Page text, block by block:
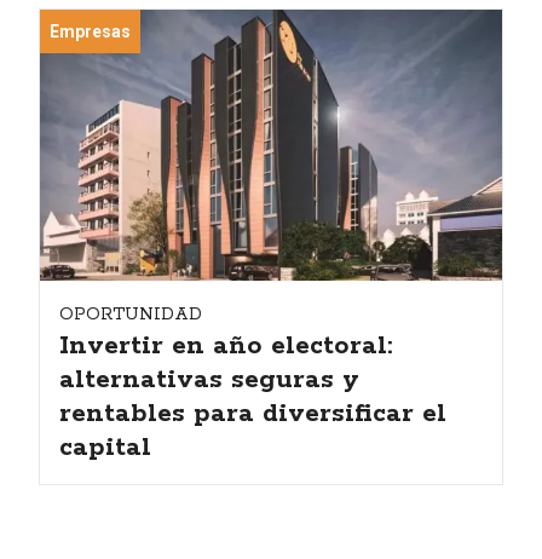
Empresas
OPORTUNIDAD
Invertir en año electoral:
alternativas seguras y
rentables para diversificar el
capital